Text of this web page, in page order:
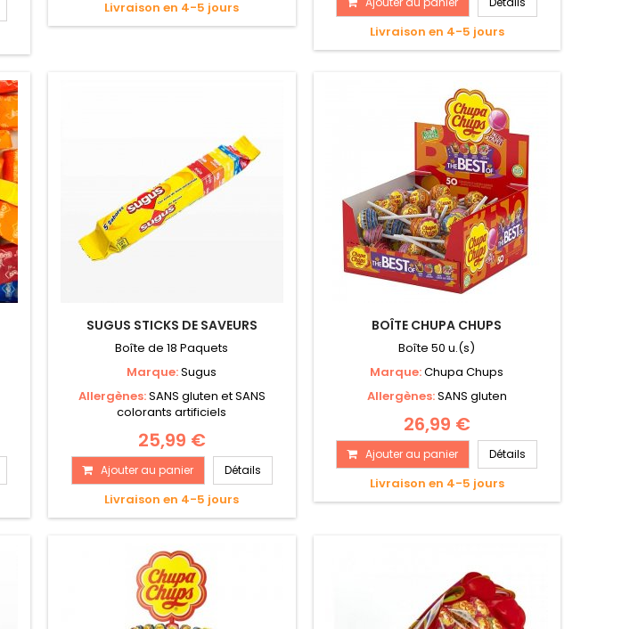
Livraison en 4-5 jours
Livraison en 4-5 jours
SUGUS STICKS DE SAVEURS
Boîte de 18 Paquets
Marque:Sugus
Allergènes:SANS gluten et SANS
colorants artificiels
25,99 €
Ajouter au panier Détails
Livraison en 4-5 jours
BOÎTE CHUPA CHUPS
Boîte 50 u.(s)
Marque:Chupa Chups
Allergènes:SANS gluten
26,99 €
Ajouter au panier Détails
Livraison en 4-5 jours